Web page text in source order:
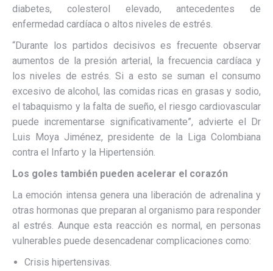
diabetes, colesterol elevado, antecedentes de
enfermedad cardíaca o altos niveles de estrés.
“Durante los partidos decisivos es frecuente observar
aumentos de la presión arterial, la frecuencia cardíaca y
los niveles de estrés. Si a esto se suman el consumo
excesivo de alcohol, las comidas ricas en grasas y sodio,
el tabaquismo y la falta de sueño, el riesgo cardiovascular
puede incrementarse significativamente”, advierte el Dr
Luis Moya Jiménez, presidente de la Liga Colombiana
contra el Infarto y la Hipertensión.
Los goles también pueden acelerar el corazón
La emoción intensa genera una liberación de adrenalina y
otras hormonas que preparan al organismo para responder
al estrés. Aunque esta reacción es normal, en personas
vulnerables puede desencadenar complicaciones como:
Crisis hipertensivas.